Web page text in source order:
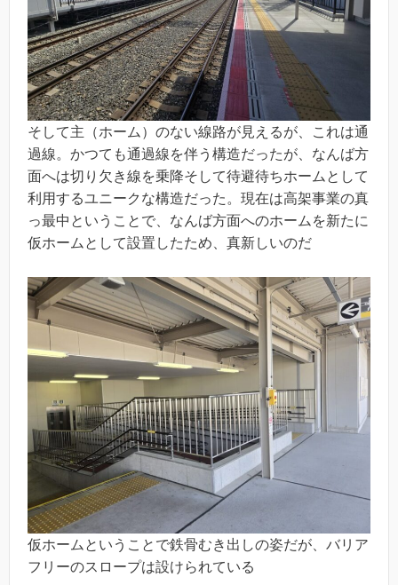
そして主（ホーム）のない線路が見えるが、これは通
過線。かつても通過線を伴う構造だったが、なんば方
面へは切り欠き線を乗降そして待避待ちホームとして
利用するユニークな構造だった。現在は高架事業の真
っ最中ということで、なんば方面へのホームを新たに
仮ホームとして設置したため、真新しいのだ
仮ホームということで鉄骨むき出しの姿だが、バリア
フリーのスロープは設けられている